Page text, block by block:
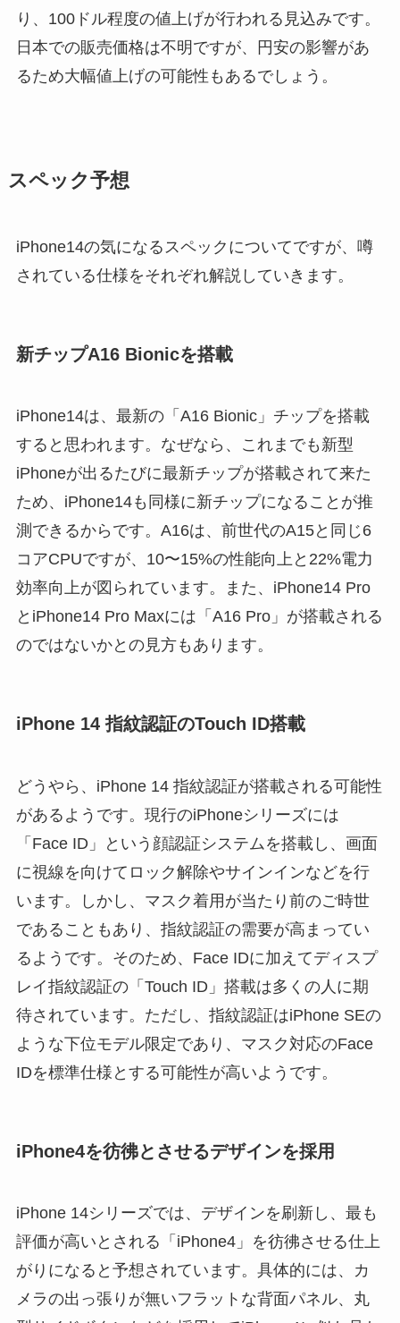
り、100ドル程度の値上げが行われる見込みです。
日本での販売価格は不明ですが、円安の影響があ
るため大幅値上げの可能性もあるでしょう。
スペック予想
iPhone14の気になるスペックについてですが、噂
されている仕様をそれぞれ解説していきます。
新チップA16 Bionicを搭載
iPhone14は、最新の「A16 Bionic」チップを搭載
すると思われます。なぜなら、これまでも新型
iPhoneが出るたびに最新チップが搭載されて来た
ため、iPhone14も同様に新チップになることが推
測できるからです。A16は、前世代のA15と同じ6
コアCPUですが、10〜15%の性能向上と22%電力
効率向上が図られています。また、iPhone14 Pro
とiPhone14 Pro Maxには「A16 Pro」が搭載される
のではないかとの見方もあります。
iPhone 14 指紋認証のTouch ID搭載
どうやら、iPhone 14 指紋認証が搭載される可能性
があるようです。現行のiPhoneシリーズには
「Face ID」という顔認証システムを搭載し、画面
に視線を向けてロック解除やサインインなどを行
います。しかし、マスク着用が当たり前のご時世
であることもあり、指紋認証の需要が高まってい
るようです。そのため、Face IDに加えてディスプ
レイ指紋認証の「Touch ID」搭載は多くの人に期
待されています。ただし、指紋認証はiPhone SEの
ような下位モデル限定であり、マスク対応のFace
IDを標準仕様とする可能性が高いようです。
iPhone4を彷彿とさせるデザインを採用
iPhone 14シリーズでは、デザインを刷新し、最も
評価が高いとされる「iPhone4」を彷彿させる仕上
がりになると予想されています。具体的には、カ
メラの出っ張りが無いフラットな背面パネル、丸